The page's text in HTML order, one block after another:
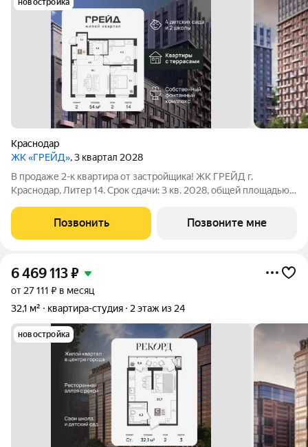
новостройка
Краснодар
ЖК «ГРЕЙД», 3 квартал 2028
В продаже 2-к квартира от застройщика! ЖК ГРЕЙД г.
Краснодар, Литер 14. Срок сдачи: 3 кв. 2028, общей площадью
Никогда неоклассика не была представлена в краснодарской
архитектуре с таким
Позвонить Позвоните мне
6 469 113₽
от 27 111 ₽ в месяц
32,1 м²
квартира-студия 2 этаж из 24
новостройка